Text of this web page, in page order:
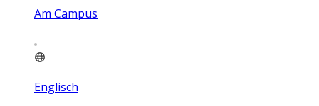
Am Campus
Englisch